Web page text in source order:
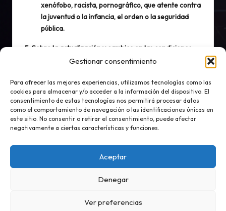
Gestionar consentimiento
Para ofrecer las mejores experiencias, utilizamos tecnologías como las
cookies para almacenar y/o acceder a la información del dispositivo. El
consentimiento de estas tecnologías nos permitirá procesar datos
como el comportamiento de navegación o las identificaciones únicas en
este sitio. No consentir o retirar el consentimiento, puede afectar
negativamente a ciertas características y funciones.
Aceptar
Denegar
Ver preferencias
xenófobo, racista, pornográfico, que atente contra
la juventud o la infancia, el orden o la seguridad
pública.
5. Sobre la actualización y cambios en las condiciones
momento las condiciones aquí determinadas,
siendo publicadas y actualizadas en el propio sitio
web.
La relación entre el propietario y el usuario se
regirá por la normativa española vigente, y
Copyright 2026 — Valsab Consultoría Informática. Todos los